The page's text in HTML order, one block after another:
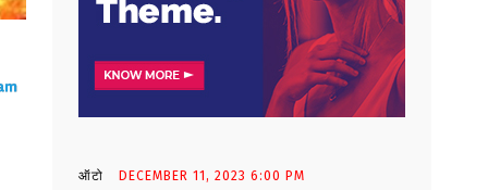
ऑटो DECEMBER 11, 2023 6:00 PM